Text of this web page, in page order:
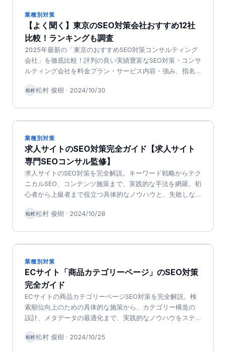
業種別対策
【よく聞く】東京のSEO対策会社おすすめ12社
比較！ランキングも調査
2025年最新の「東京のおすすめSEO対策コンサルティング
会社」を徹底比較！評判の良い実績豊富なSEO対策・コンサ
ルティング会社を料金プラン・サービス内容・強み、指名
松村松村 俊樹 · 2024/10/30
業種別対策
求人サイトのSEO対策完全ガイド【求人サイト
専門SEOコンサル監修】
求人サイトのSEO対策を完全解説。キーワード戦略からテク
ニカルSEO、コンテンツ施策まで、実践的な手法を網羅。初
心者から上級者まで役立つ具体的なノウハウと、失敗しな
るSEO対策の全てを網羅。
松村松村 俊樹 · 2024/10/28
業種別対策
ECサイト「商品カテゴリーページ」のSEO対策
完全ガイド
ECサイトの商品カテゴリーページSEO対策を完全解説。検
索順位向上のための具体的な施策から、カテゴリー構造の
設計、メタデータの最適化まで、実践的なノウハウをステ
必須知識を網羅。
松村松村 俊樹 · 2024/10/25